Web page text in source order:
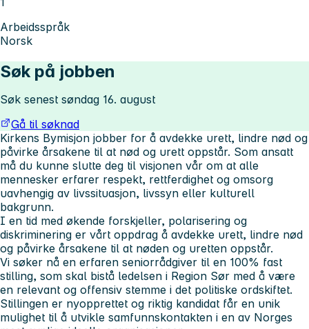
Arbeidsspråk
Norsk
Søk på jobben
Søk senest søndag 16. august
Gå til søknad
Kirkens Bymisjon jobber for å avdekke urett, lindre nød og
påvirke årsakene til at nød og urett oppstår. Som ansatt
må du kunne slutte deg til visjonen vår om at alle
mennesker erfarer respekt, rettferdighet og omsorg
uavhengig av livssituasjon, livssyn eller kulturell
bakgrunn.
I en tid med økende forskjeller, polarisering og
diskriminering er vårt oppdrag å avdekke urett, lindre nød
og påvirke årsakene til at nøden og uretten oppstår.
Vi søker nå en erfaren seniorrådgiver til en 100% fast
stilling, som skal bistå ledelsen i Region Sør med å være
en relevant og offensiv stemme i det politiske ordskiftet.
Stillingen er nyopprettet og riktig kandidat får en unik
mulighet til å utvikle samfunnskontakten i en av Norges